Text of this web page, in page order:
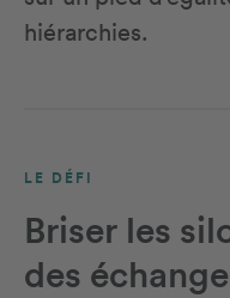
hiérarchies.
LE DÉFI
Briser les
des